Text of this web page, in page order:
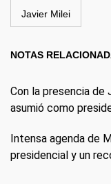
Javier Milei
NOTAS
Con la presencia de
asumió como
Intensa agenda de
presidencial y un